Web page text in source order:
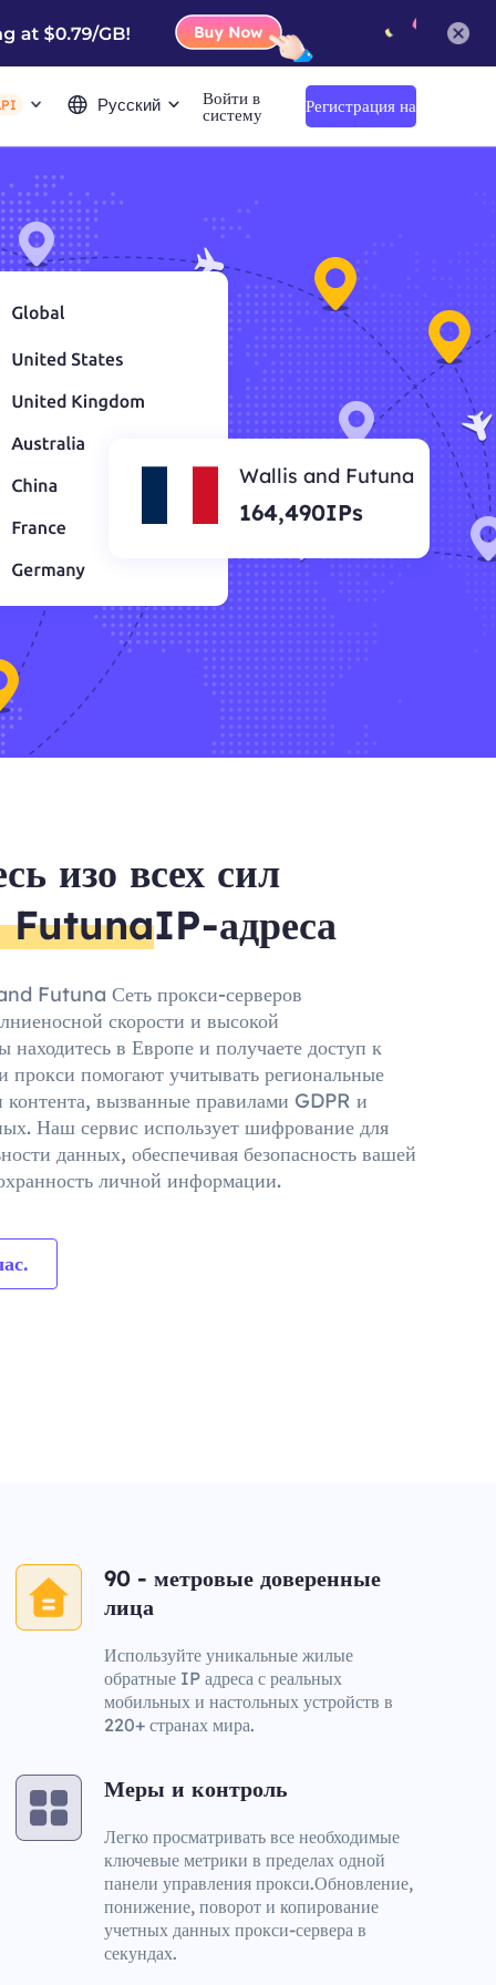
Русский Войти в
систему
Регистрация на
сайте
Wallis and Futuna
164,490IPs
изо всех сил
FutunaIP-адреса
Futuna Сеть прокси-серверов
скорости и высокой
в Европе и получаете доступ к
помогают учитывать региональные
контента, вызванные правилами GDPR и
Наш сервис использует шифрование для
данных, обеспечивая безопасность вашей
личной информации.
90 - метровые доверенные
лица
Используйте уникальные жилые
обратные IP адреса с реальных
мобильных и настольных устройств в
220+ странах мира.
Меры и контроль
Легко просматривать все необходимые
ключевые метрики в пределах одной
панели управления прокси.Обновление,
понижение, поворот и копирование
учетных данных прокси-сервера в
секундах.